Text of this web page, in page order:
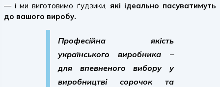
— і ми виготовимо ґудзики, які ідеально пасуватимуть
до вашого виробу.
Професійна якість
українського виробника –
для впевненого вибору у
виробництві сорочок та